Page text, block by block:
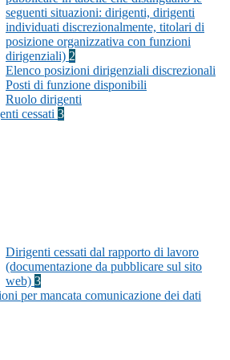
seguenti situazioni: dirigenti, dirigenti
individuati discrezionalmente, titolari di
posizione organizzativa con funzioni
dirigenziali) 2
Elenco posizioni dirigenziali discrezionali
Posti di funzione disponibili
Ruolo dirigenti
cessati 3
Dirigenti cessati dal rapporto di lavoro
(documentazione da pubblicare sul sito
web) 3
per mancata comunicazione dei dati